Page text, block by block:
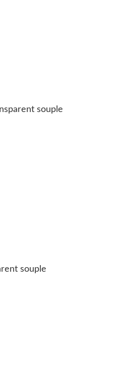
souple
souple